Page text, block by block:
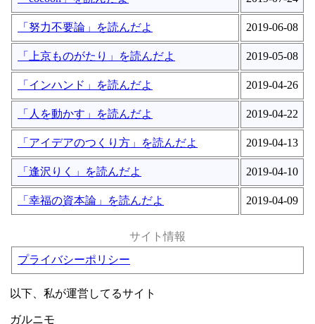
「努力不要論」を読んだよ 2019-06-08
「上京ものがたり」を読んだよ 2019-05-08
「インハンド」を読んだよ 2019-04-26
「人を動かす」を読んだよ 2019-04-22
「アイデアのつくり方」を読んだよ 2019-04-13
「逢沢りく」を読んだよ 2019-04-10
「幸福の資本論」を読んだよ 2019-04-09
サイト情報
プライバシーポリシー
以下、私が運営してるサイト
ガルニモ